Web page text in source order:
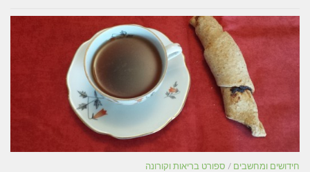
חידושים ומחשבים / ספורט בריאות וקורונה